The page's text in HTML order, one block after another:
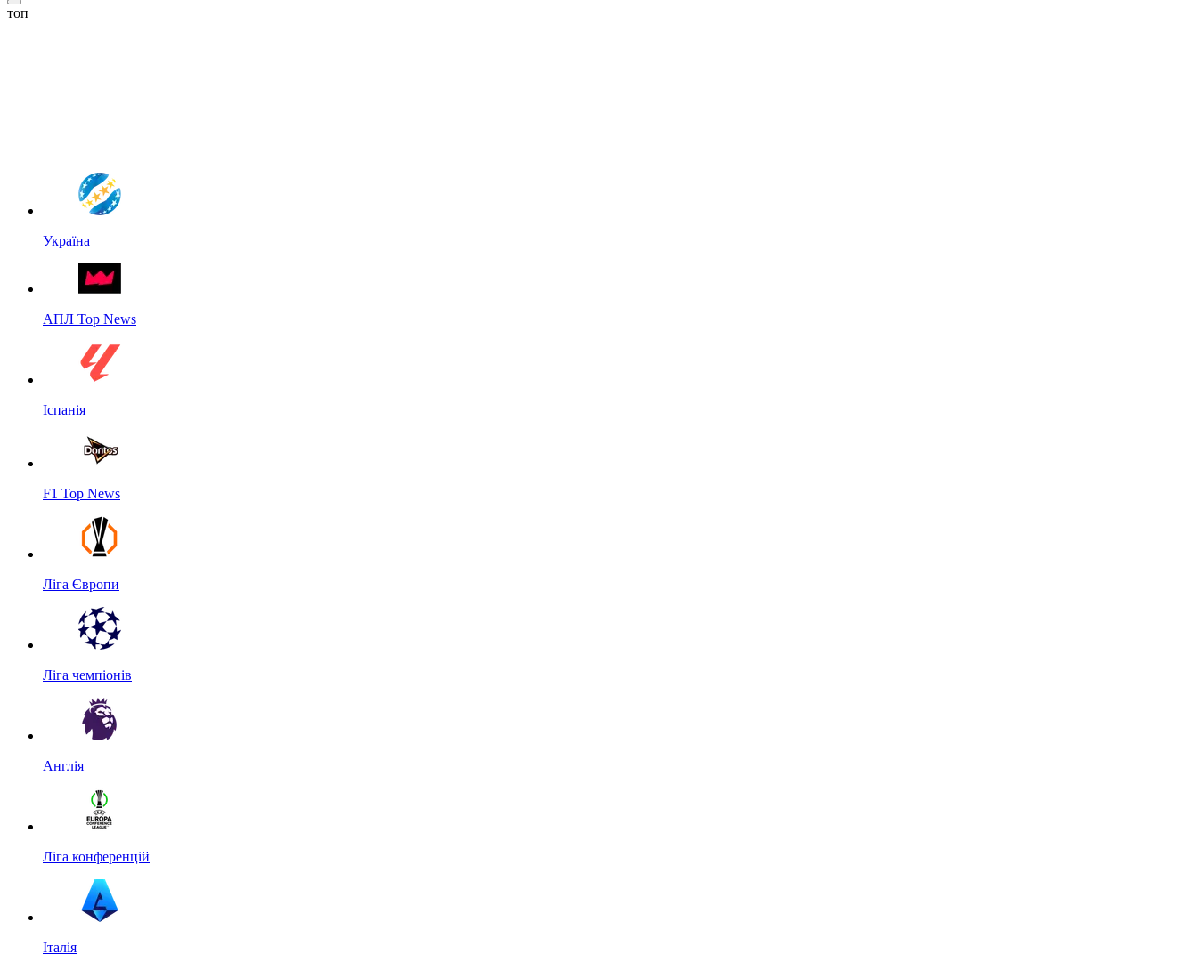
топ
Україна
АПЛ Top News
Іспанія
F1 Top News
Ліга Європи
Ліга чемпіонів
Англія
Ліга конференцій
Італія